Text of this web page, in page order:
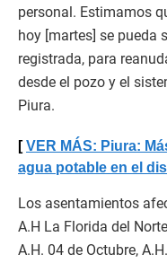
personal. Estimamos
hoy [martes] se pueda
registrada, para
desde el pozo y el
Piura.
VER MÁS: Piura:
agua potable en el
Los asentamientos
A.H La Florida del
A.H. 04 de Octubre,